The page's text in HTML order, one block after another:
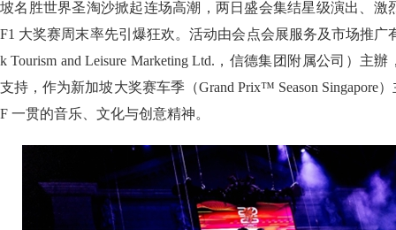
坡名胜世界圣淘沙掀起连场高潮，两日盛会集结星级演出、激
F1 大奖赛周末率先引爆狂欢。活动由会点会展服务及市场推广
k Tourism and Leisure Marketing Ltd.，信德集团附属公司）主
支持，作为新加坡大奖赛车季（Grand Prix™ Season Singapore
F 一贯的音乐、文化与创意精神。